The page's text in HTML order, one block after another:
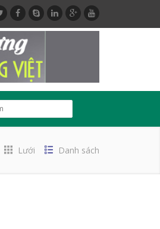
Lưới Danh sách